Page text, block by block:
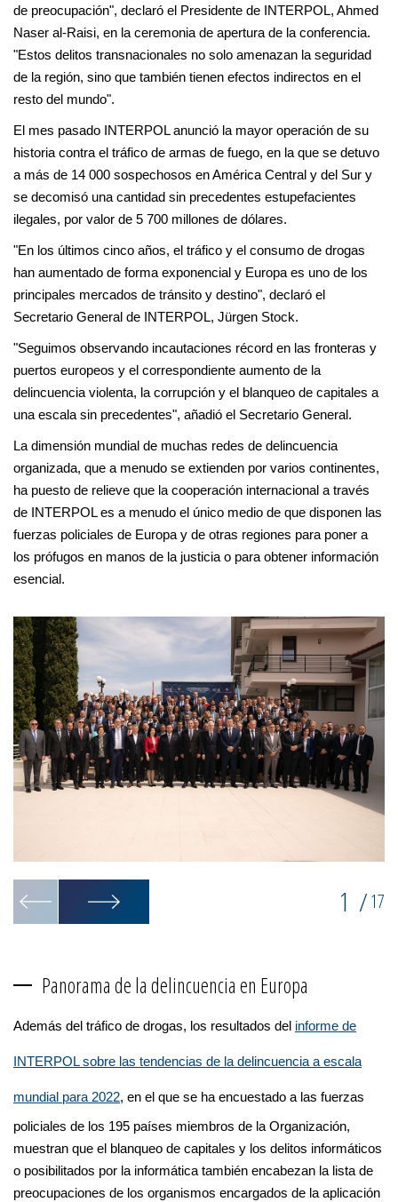
de preocupación", declaró el Presidente de INTERPOL, Ahmed
Naser al-Raisi, en la ceremonia de apertura de la conferencia.
"Estos delitos transnacionales no solo amenazan la seguridad
de la región, sino que también tienen efectos indirectos en el
resto del mundo".
El mes pasado INTERPOL anunció la mayor operación de su
historia contra el tráfico de armas de fuego, en la que se detuvo
a más de 14 000 sospechosos en América Central y del Sur y
se decomisó una cantidad sin precedentes estupefacientes
ilegales, por valor de 5 700 millones de dólares.
"En los últimos cinco años, el tráfico y el consumo de drogas
han aumentado de forma exponencial y Europa es uno de los
principales mercados de tránsito y destino", declaró el
Secretario General de INTERPOL, Jürgen Stock.
"Seguimos observando incautaciones récord en las fronteras y
puertos europeos y el correspondiente aumento de la
delincuencia violenta, la corrupción y el blanqueo de capitales a
una escala sin precedentes", añadió el Secretario General.
La dimensión mundial de muchas redes de delincuencia
organizada, que a menudo se extienden por varios continentes,
ha puesto de relieve que la cooperación internacional a través
de INTERPOL es a menudo el único medio de que disponen las
fuerzas policiales de Europa y de otras regiones para poner a
los prófugos en manos de la justicia o para obtener información
esencial.
1 /17
Panorama de la delincuencia en Europa
Además del tráfico de drogas, los resultados del informe de
INTERPOL sobre las tendencias de la delincuencia a escala
mundial para 2022, en el que se ha encuestado a las fuerzas
policiales de los 195 países miembros de la Organización,
muestran que el blanqueo de capitales y los delitos informáticos
o posibilitados por la informática también encabezan la lista de
preocupaciones de los organismos encargados de la aplicación